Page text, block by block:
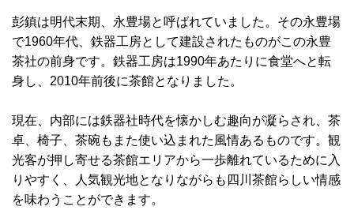
彭鎮は明代末期、永豊場と呼ばれていました。その永豊場
で1960年代、鉄器工房として建設されたものがこの永豊
茶社の前身です。鉄器工房は1990年あたりに食堂へと転
身し、2010年前後に茶館となりました。
現在、内部には鉄器社時代を懐かしむ趣向が凝らされ、茶
卓、椅子、茶碗もまた使い込まれた風情あるものです。観
光客が押し寄せる茶館エリアから一歩離れているために入
りやすく、人気観光地となりながらも四川茶館らしい情感
を味わうことができます。